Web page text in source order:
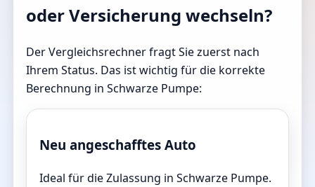
oder Versicherung wechseln?
Der Vergleichsrechner fragt Sie zuerst nach
Ihrem Status. Das ist wichtig für die korrekte
Berechnung in Schwarze Pumpe:
Neu angeschafftes Auto
Ideal für die Zulassung in Schwarze Pumpe.